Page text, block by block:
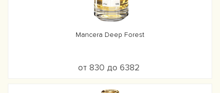
Mancera Deep Forest
от 830 до 6382